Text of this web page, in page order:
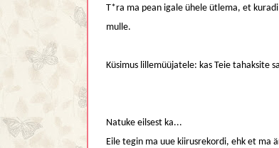
T*ra ma pean igale ühele ütlema, et
mulle.
Küsimus lillemüüjatele: kas Teie tahaksite
Natuke eilsest ka...
Eile tegin ma uue kiirusrekordi, ehk et ma